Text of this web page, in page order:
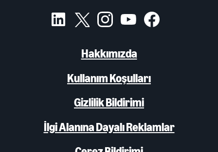
Hakkımızda
Kullanım Koşulları
Gizlilik Bildirimi
İlgi Alanına Dayalı Reklamlar